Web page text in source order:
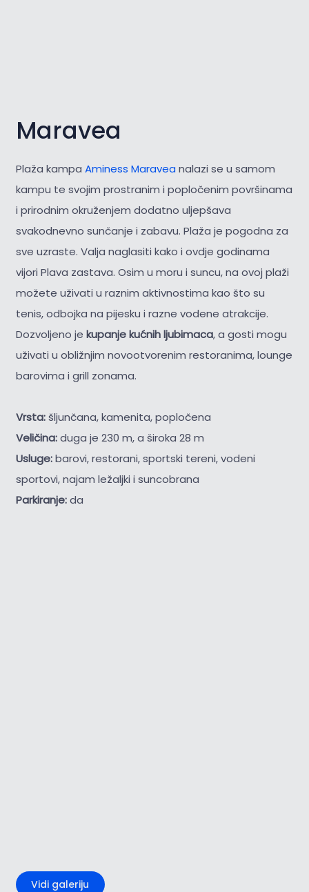
Maravea
Plaža kampa Aminess Maravea nalazi se u samom
kampu te svojim prostranim i popločenim površinama
i prirodnim okruženjem dodatno uljepšava
svakodnevno sunčanje i zabavu. Plaža je pogodna za
sve uzraste. Valja naglasiti kako i ovdje godinama
vijori Plava zastava. Osim u moru i suncu, na ovoj plaži
možete uživati u raznim aktivnostima kao što su
tenis, odbojka na pijesku i razne vodene atrakcije.
Dozvoljeno je kupanje kućnih ljubimaca, a gosti mogu
uživati u obližnjim novootvorenim restoranima, lounge
barovima i grill zonama.
Vrsta:šljunčana, kamenita, popločena
Veličina:duga je 230 m, a široka 28 m
Usluge:barovi, restorani, sportski tereni, vodeni
sportovi, najam ležaljki i suncobrana
Parkiranje:da
Vidi galeriju